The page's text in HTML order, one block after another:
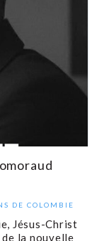
DE COLOMBIE
Jésus-Christ
la nouvelle